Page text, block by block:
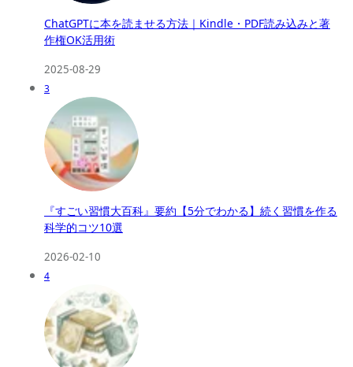
ChatGPTに本を読ませる方法｜Kindle・PDF読み込みと著
作権OK活用術
2025-08-29
3
『すごい習慣大百科』要約【5分でわかる】続く習慣を作る
科学的コツ10選
2026-02-10
4